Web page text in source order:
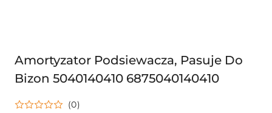
Amortyzator Podsiewacza, Pasuje Do
Bizon 5040140410 6875040140410
(0)